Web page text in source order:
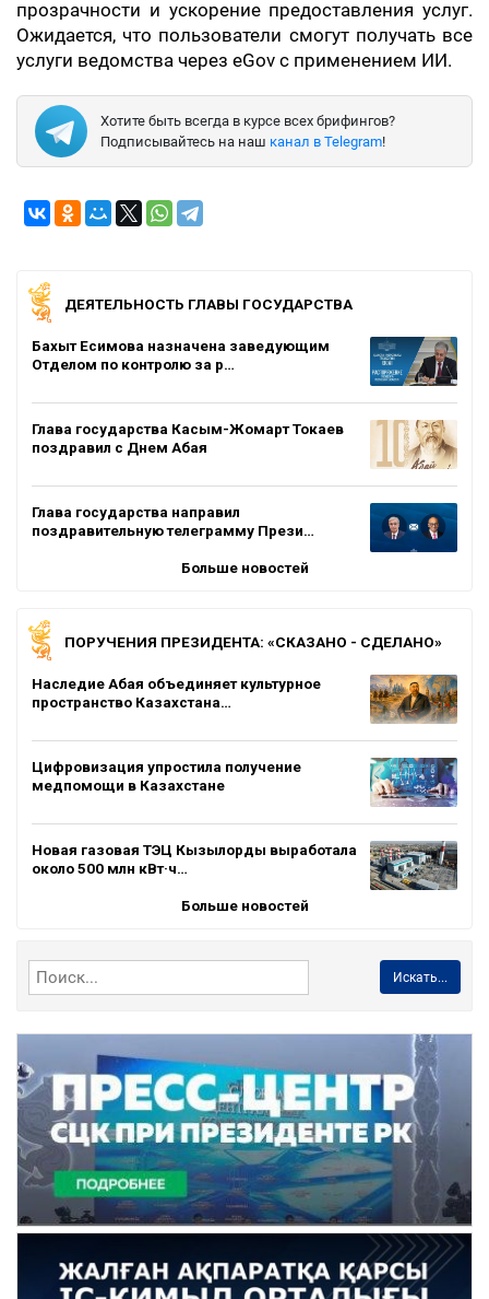
прозрачности и ускорение предоставления услуг.
Ожидается, что пользователи смогут получать все
услуги ведомства через eGov с применением ИИ.
Хотите быть всегда в курсе всех брифингов?
Подписывайтесь на наш канал в Telegram!
ДЕЯТЕЛЬНОСТЬ ГЛАВЫ ГОСУДАРСТВА
Бахыт Есимова назначена заведующим
Отделом по контролю за р…
Глава государства Касым-Жомарт Токаев
поздравил с Днем Абая
Глава государства направил
поздравительную телеграмму Прези…
Больше новостей
ПОРУЧЕНИЯ ПРЕЗИДЕНТА: «СКАЗАНО - СДЕЛАНО»
Наследие Абая объединяет культурное
пространство Казахстана…
Цифровизация упростила получение
медпомощи в Казахстане
Новая газовая ТЭЦ Кызылорды выработала
около 500 млн кВт·ч…
Больше новостей
Искать...